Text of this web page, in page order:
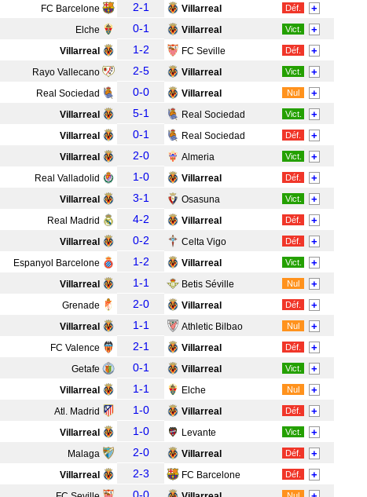
FC Barcelone 2-1 Villarreal Déf. +
Elche 0-1 Villarreal Vict. +
Villarreal 1-2 FC Seville Déf. +
Rayo Vallecano 2-5 Villarreal Vict. +
Real Sociedad 0-0 Villarreal Nul +
Villarreal 5-1 Real Sociedad Vict. +
Villarreal 0-1 Real Sociedad Déf. +
Villarreal 2-0 Almeria Vict. +
Real Valladolid 1-0 Villarreal Déf. +
Villarreal 3-1 Osasuna Vict. +
Real Madrid 4-2 Villarreal Déf. +
Villarreal 0-2 Celta Vigo Déf. +
Espanyol Barcelone 1-2 Villarreal Vict. +
Villarreal 1-1 Betis Séville Nul +
Grenade 2-0 Villarreal Déf. +
Villarreal 1-1 Athletic Bilbao Nul +
FC Valence 2-1 Villarreal Déf. +
Getafe 0-1 Villarreal Vict. +
Villarreal 1-1 Elche Nul +
Atl. Madrid 1-0 Villarreal Déf. +
Villarreal 1-0 Levante Vict. +
Malaga 2-0 Villarreal Déf. +
Villarreal 2-3 FC Barcelone Déf. +